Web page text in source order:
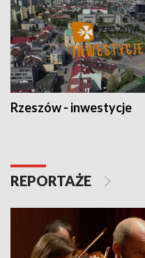
Rzeszów - inwestycje
REPORTAŻE